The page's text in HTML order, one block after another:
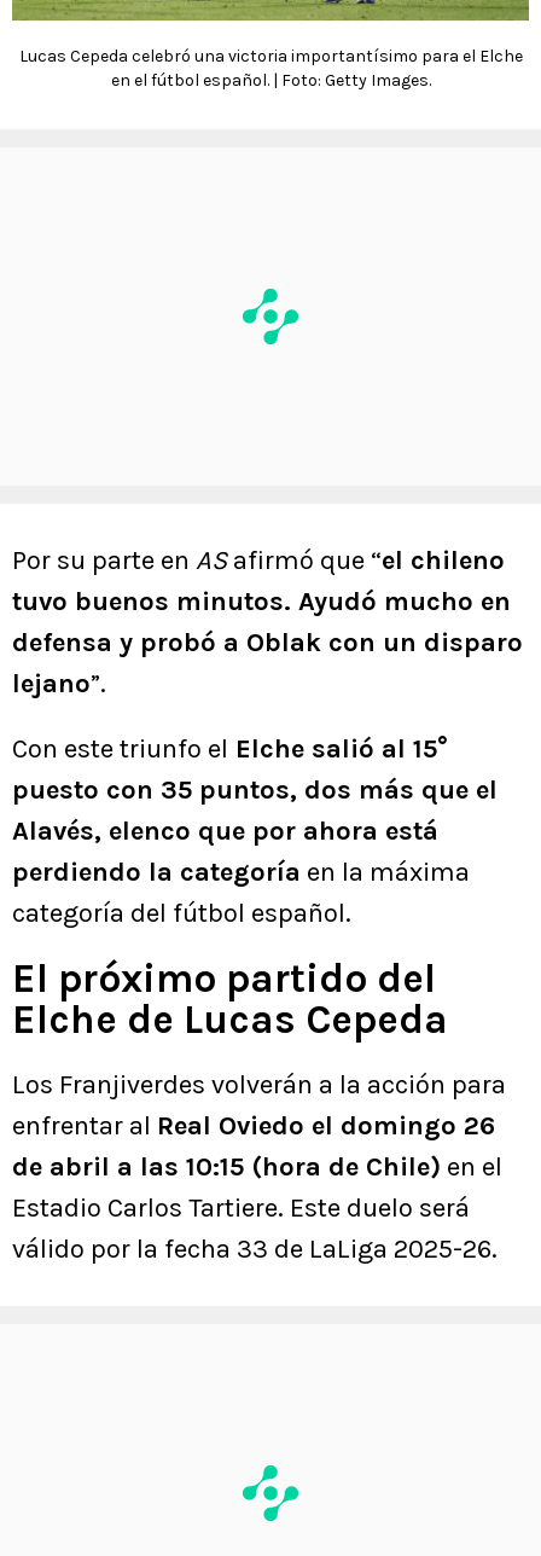
Lucas Cepeda celebró una victoria importantísimo para el Elche
en el fútbol español. | Foto: Getty Images.
Por su parte en ASafirmó que “el chileno
tuvo buenos minutos. Ayudó mucho en
defensa y probó a Oblak con un disparo
lejano”.
Con este triunfo el Elche salió al 15°
puesto con 35 puntos, dos más que el
Alavés, elenco que por ahora está
perdiendo la categoría en la máxima
categoría del fútbol español.
El próximo partido del
Elche de Lucas Cepeda
Los Franjiverdes volverán a la acción para
enfrentar al Real Oviedo el domingo 26
de abril a las 10:15 (hora de Chile) en el
Estadio Carlos Tartiere. Este duelo será
válido por la fecha 33 de LaLiga 2025-26.